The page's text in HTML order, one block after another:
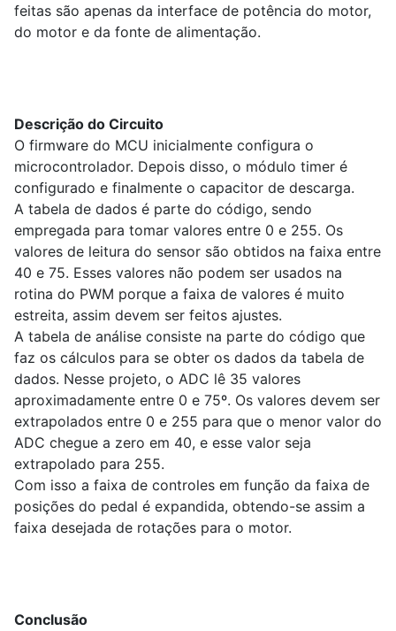
feitas são apenas da interface de potência do motor,
do motor e da fonte de alimentação.
Descrição do Circuito
O firmware do MCU inicialmente configura o
microcontrolador. Depois disso, o módulo timer é
configurado e finalmente o capacitor de descarga.
A tabela de dados é parte do código, sendo
empregada para tomar valores entre 0 e 255. Os
valores de leitura do sensor são obtidos na faixa entre
40 e 75. Esses valores não podem ser usados na
rotina do PWM porque a faixa de valores é muito
estreita, assim devem ser feitos ajustes.
A tabela de análise consiste na parte do código que
faz os cálculos para se obter os dados da tabela de
dados. Nesse projeto, o ADC lê 35 valores
aproximadamente entre 0 e 75º. Os valores devem ser
extrapolados entre 0 e 255 para que o menor valor do
ADC chegue a zero em 40, e esse valor seja
extrapolado para 255.
Com isso a faixa de controles em função da faixa de
posições do pedal é expandida, obtendo-se assim a
faixa desejada de rotações para o motor.
Conclusão